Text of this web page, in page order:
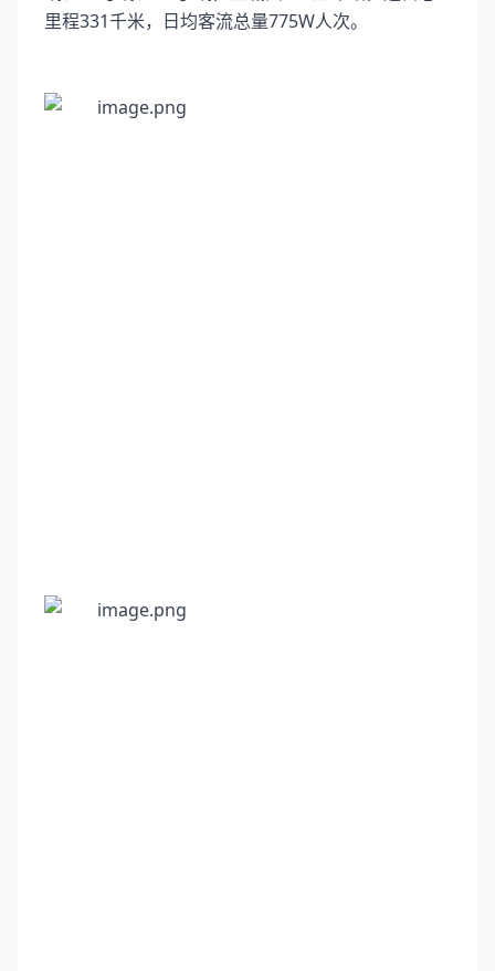
里程331千米，日均客流总量775W人次。